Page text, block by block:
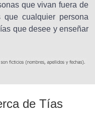
que vivan fuera de
cualquier persona
que desee y enseñar
de Tías